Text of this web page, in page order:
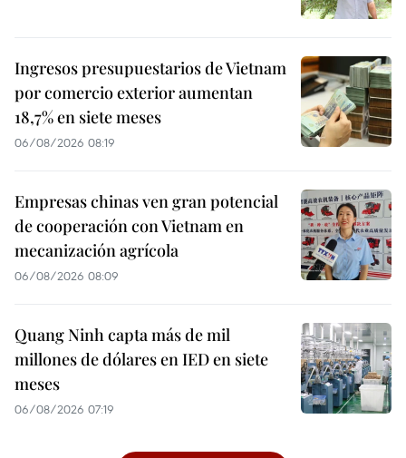
Ingresos presupuestarios de Vietnam
por comercio exterior aumentan
18,7% en siete meses
06/08/2026 08:19
Empresas chinas ven gran potencial
de cooperación con Vietnam en
mecanización agrícola
06/08/2026 08:09
Quang Ninh capta más de mil
millones de dólares en IED en siete
meses
06/08/2026 07:19